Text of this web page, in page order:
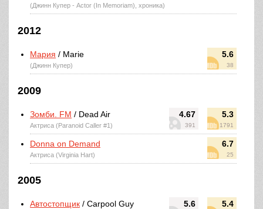
(Джинн Купер - Actor (In Memoriam), хроника)
2012
5.6
38
Мария / Marie
(Джинн Купер)
2009
4.67
391
5.3
1791
Зомби. FM / Dead Air
Актриса (Paranoid Caller #1)
6.7
25
Donna on Demand
Актриса (Virginia Hart)
2005
5.6 5.4
Автостопщик / Carpool Guy